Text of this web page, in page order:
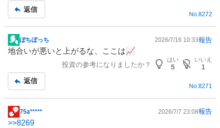
返信
No.8272
掲
示
事
ぼちぼっち 2026/7/16 10:33報告
地合いが悪いと上がるな、ここは📈
投資の参考になりましたか？
はい
5
いいえ
1
返信
No. 8271
掲
75a***** 2026/7/7 23:08報告
>>8269